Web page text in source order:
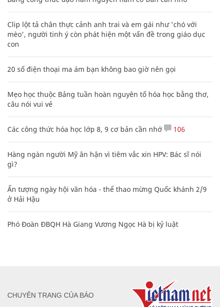
Clip lột tả chân thực cảnh anh trai và em gái như 'chó với
mèo', người tinh ý còn phát hiện một vấn đề trong giáo dục
con
20 số điện thoại ma ám bạn không bao giờ nên gọi
Mẹo học thuộc Bảng tuần hoàn nguyên tố hóa học bằng thơ,
câu nói vui vẻ
Các công thức hóa học lớp 8, 9 cơ bản cần nhớ 106
Hàng ngàn người Mỹ ân hận vì tiêm vắc xin HPV: Bác sĩ nói
gì?
Ấn tượng ngày hội văn hóa - thể thao mừng Quốc khánh 2/9
ở Hải Hậu
Phó Đoàn ĐBQH Hà Giang Vương Ngọc Hà bị kỷ luật
CHUYÊN TRANG CỦA BÁO